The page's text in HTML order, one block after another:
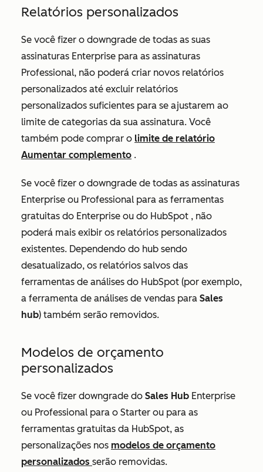
Relatórios personalizados
Se você fizer o downgrade de todas as suas
assinaturas Enterprise para as assinaturas
Professional, não poderá criar novos relatórios
personalizados até excluir relatórios
personalizados suficientes para se ajustarem ao
limite de categorias da sua assinatura. Você
também pode comprar o limite de relatório
Aumentar complemento .
Se você fizer o downgrade de todas as assinaturas
Enterprise ou Professional para as ferramentas
gratuitas do Enterprise ou do HubSpot , não
poderá mais exibir os relatórios personalizados
existentes. Dependendo do hub sendo
desatualizado, os relatórios salvos das
ferramentas de análises do HubSpot (por exemplo,
a ferramenta de análises de vendas para Sales
hub) também serão removidos.
Modelos de orçamento
personalizados
Se você fizer downgrade do Sales Hub Enterprise
ou Professional para o Starter ou para as
ferramentas gratuitas da HubSpot, as
personalizações nos modelos de orçamento
personalizados serão removidas.